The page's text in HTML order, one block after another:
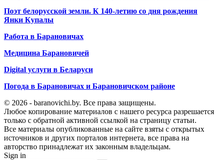
Поэт белорусской земли. К 140-летию со дня рождения
Янки Купалы
Работа в Барановичах
Медицина Барановичей
Digital услуги в Беларуси
Погода в Барановичах и Барановичском районе
© 2026 - baranovichi.by. Все права защищены.
Любое копирование материалов с нашего ресурса разрешается
только с обратной активной ссылкой на страницу статьи.
Все материалы опубликованные на сайте взяты с открытых
источников и других порталов интернета, все права на
авторство принадлежат их законным владельцам.
Sign in